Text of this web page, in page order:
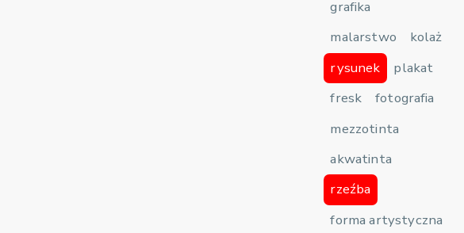
grafika
malarstwo
kolaż
rysunek
plakat
fresk
fotografia
mezzotinta
akwatinta
rzeźba
forma artystyczna